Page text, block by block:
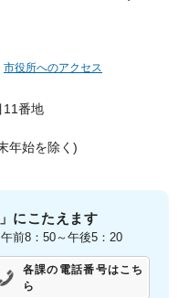
市役所へのアクセス
11番地
年始を除く)
にこたえます
8：50～午後5：20
各課の電話番号はこち
ら